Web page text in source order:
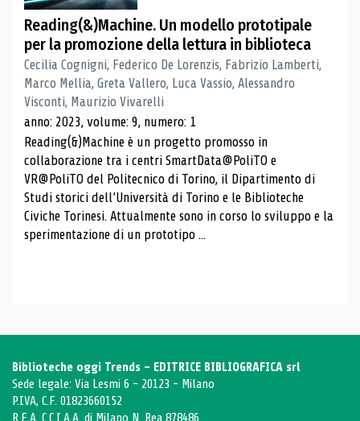
Reading(&)Machine. Un modello prototipale
per la promozione della lettura in biblioteca
Cecilia Cognigni, Federico De Lorenzis, Fabrizio Lamberti,
Marco Mellia, Greta Vallero, Luca Vassio, Alessandro
Visconti, Maurizio Vivarelli
anno: 2023, volume: 9, numero: 1
Reading(&)Machine è un progetto promosso in
collaborazione tra i centri SmartData@PoliTO e
VR@PoliTO del Politecnico di Torino, il Dipartimento di
Studi storici dell’Università di Torino e le Biblioteche
Civiche Torinesi. Attualmente sono in corso lo sviluppo e la
sperimentazione di un prototipo ...
Biblioteche oggi Trends - EDITRICE BIBLIOGRAFICA srl
Sede legale: Via Lesmi 6 - 20123 - Milano
P.IVA, C.F. 01823660152
R.E.A. C.C.I.A.A. di Milano N. Rea 878486